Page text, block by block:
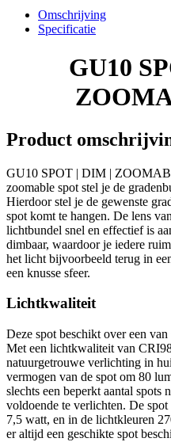
aantal
Omschrijving
Specificatie
GU10
Product
GU10 SPOT | DIM |
zoomable spot stel je de
Hierdoor stel je de gewenste
spot komt te hangen. De lens
lichtbundel snel en effectief is
dimbaar, waardoor je iedere
het licht bijvoorbeeld terug in
een knusse sfeer.
Lichtkwaliteit
Deze spot beschikt over een
Met een lichtkwaliteit van
natuurgetrouwe verlichting in
vermogen van de spot om 80
slechts een beperkt aantal
voldoende te verlichten. De
7,5 watt, en in de lichtkleuren
er altijd een geschikte spot